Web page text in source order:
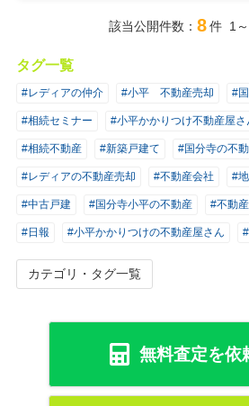
該当公開件数： 8件 1
タグ一覧
#レディアの仲介 #小平 不動産売却 #
#相続セミナー #小平かかりつけ不動産屋さ
#相続不動産 #新築戸建て #国分寺の不
#レディアの不動産売却 #不動産会社 #
#中古戸建 #国分寺小平の不動産 #不動
#日報 #小平かかりつけの不動産屋さん
カテゴリ・タグ一覧
無料査定を依